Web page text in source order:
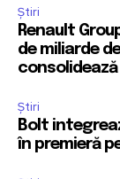
Știri
Renault
de miliarde
Știri
Bolt
în premieră